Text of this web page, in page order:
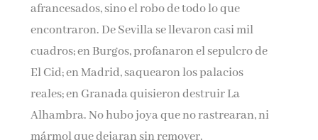
afrancesados, sino el robo de todo lo que
encontraron. De Sevilla se llevaron casi mil
cuadros; en Burgos, profanaron el sepulcro de
El Cid; en Madrid, saquearon los palacios
reales; en Granada quisieron destruir La
Alhambra. No hubo joya que no rastrearan, ni
mármol que dejaran sin remover.
Por favor, acepta lostérminos y condiciones
de privacidad